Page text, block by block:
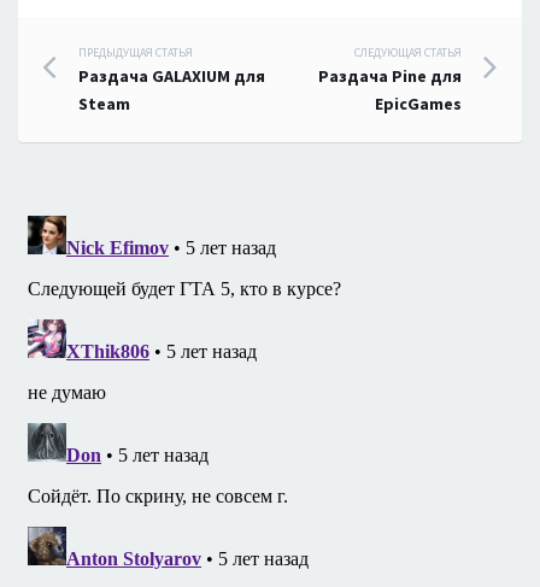
Навигация
по
записям
ПРЕДЫДУЩАЯ СТАТЬЯ
Раздача GALAXIUM для
Steam
СЛЕДУЮЩАЯ СТАТЬЯ
Раздача Pine для
EpicGames